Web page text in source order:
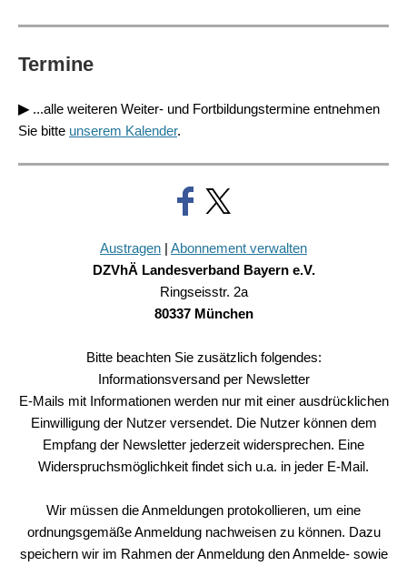
Termine
▶ ...alle weiteren Weiter- und Fortbildungstermine entnehmen
Sie bitte unserem Kalender.
Austragen | Abonnement verwalten
DZVhÄ Landesverband Bayern e.V.
Ringseisstr. 2a
80337 München
Bitte beachten Sie zusätzlich folgendes:
Informationsversand per Newsletter
E-Mails mit Informationen werden nur mit einer ausdrücklichen
Einwilligung der Nutzer versendet. Die Nutzer können dem
Empfang der Newsletter jederzeit widersprechen. Eine
Widerspruchsmöglichkeit findet sich u.a. in jeder E-Mail.
Wir müssen die Anmeldungen protokollieren, um eine
ordnungsgemäße Anmeldung nachweisen zu können. Dazu
speichern wir im Rahmen der Anmeldung den Anmelde- sowie